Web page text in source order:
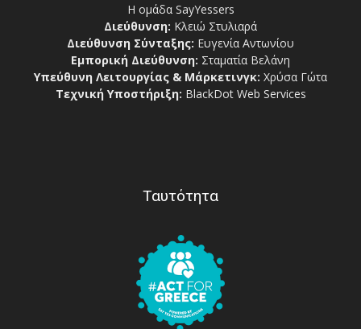
Η ομάδα SayYessers
Διεύθυνση: Κλειώ Στυλιαρά
Διεύθυνση Σύνταξης: Ευγενία Αντωνίου
Εμπορική Διεύθυνση: Σταματία Βελάνη
Υπεύθυνη Λειτουργίας & Μάρκετινγκ: Χρύσα Γώτα
Τεχνική Υποστήριξη: BlackDot Web Services
Ταυτότητα